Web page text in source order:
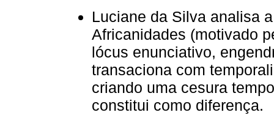
Luciane da Silva analisa
Africanidades (motivado
lócus enunciativo,
transaciona com
criando uma cesura
constitui como diferença.